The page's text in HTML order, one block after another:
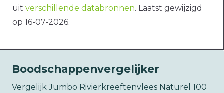
uit verschillende databronnen. Laatst gewijzigd
op 16-07-2026.
Boodschappenvergelijker
Vergelijk Jumbo Rivierkreeftenvlees Naturel 100